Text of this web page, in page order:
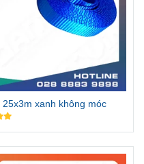
xanh không móc